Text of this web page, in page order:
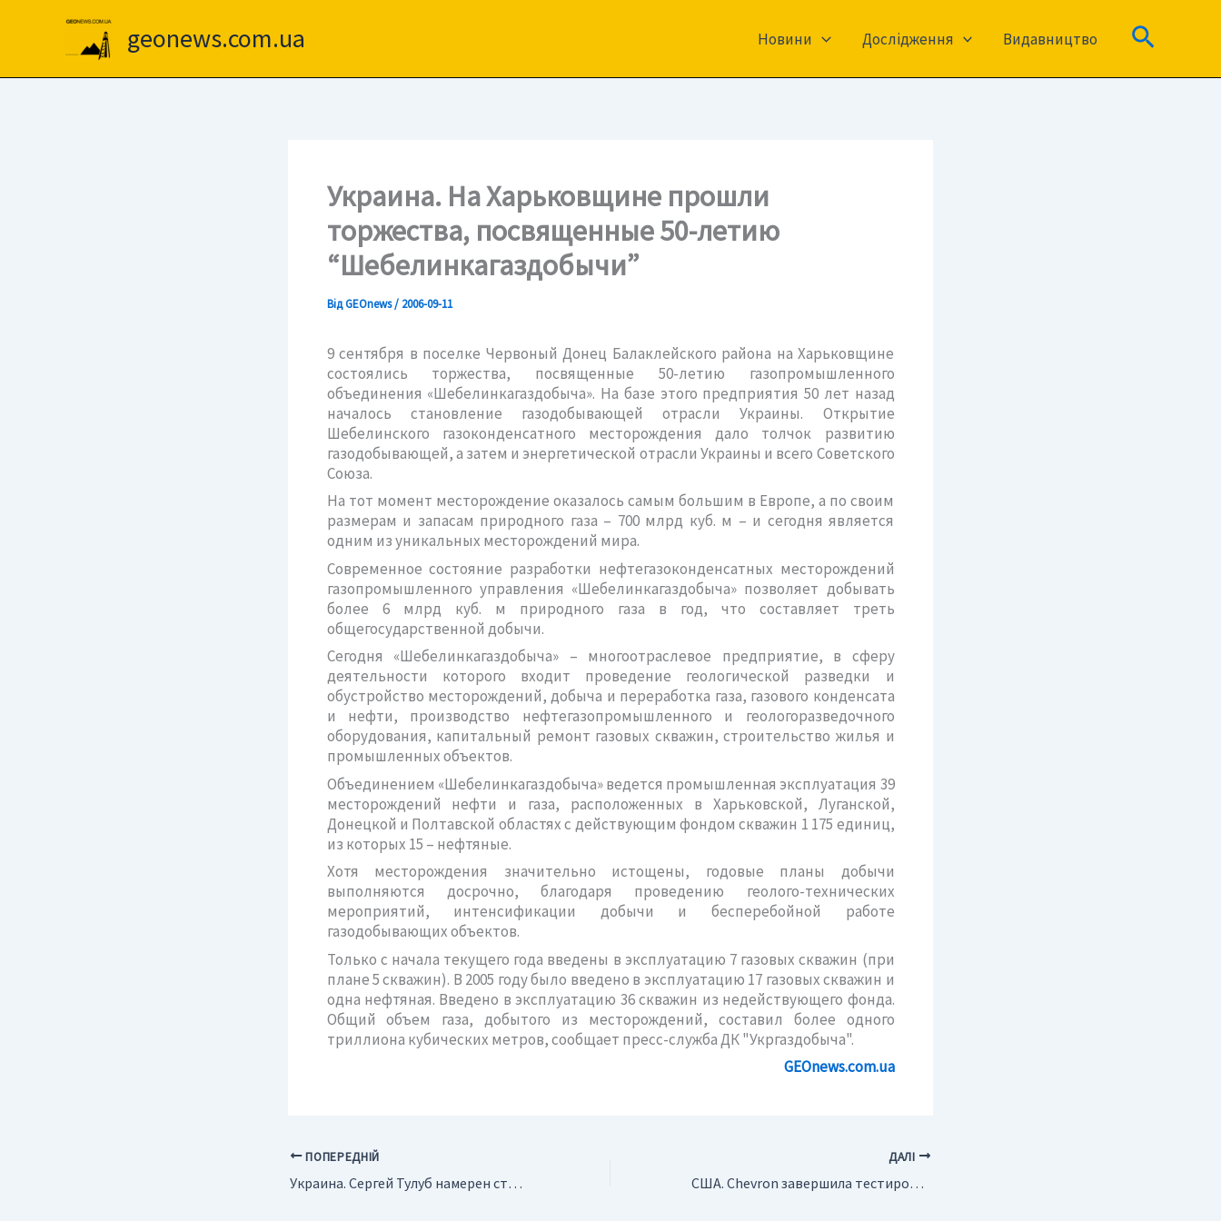
geonews.com.ua Новини Дослідження Видавництво Пошук
Украина. На Харьковщине прошли
торжества, посвященные 50-летию
“Шебелинкагаздобычи”
ВідGEOnews/ 2006-09-11
9 сентября в поселке Червоный Донец Балаклейского района на Харьковщине
состоялись торжества, посвященные 50-летию газопромышленного
объединения «Шебелинкагаздобыча». На базе этого предприятия 50 лет назад
началось становление газодобывающей отрасли Украины. Открытие
Шебелинского газоконденсатного месторождения дало толчок развитию
газодобывающей, а затем и энергетической отрасли Украины и всего Советского
Союза.
На тот момент месторождение оказалось самым большим в Европе, а по своим
размерам и запасам природного газа – 700 млрд куб. м – и сегодня является
одним из уникальных месторождений мира.
Современное состояние разработки нефтегазоконденсатных месторождений
газопромышленного управления «Шебелинкагаздобыча» позволяет добывать
более 6 млрд куб. м природного газа в год, что составляет треть
общегосударственной добычи.
Сегодня «Шебелинкагаздобыча» – многоотраслевое предприятие, в сферу
деятельности которого входит проведение геологической разведки и
обустройство месторождений, добыча и переработка газа, газового конденсата
и нефти, производство нефтегазопромышленного и геологоразведочного
оборудования, капитальный ремонт газовых скважин, строительство жилья и
промышленных объектов.
Объединением «Шебелинкагаздобыча» ведется промышленная эксплуатация 39
месторождений нефти и газа, расположенных в Харьковской, Луганской,
Донецкой и Полтавской областях с действующим фондом скважин 1 175 единиц,
из которых 15 – нефтяные.
Хотя месторождения значительно истощены, годовые планы добычи
выполняются досрочно, благодаря проведению геолого-технических
мероприятий, интенсификации добычи и бесперебойной работе
газодобывающих объектов.
Только с начала текущего года введены в эксплуатацию 7 газовых скважин (при
плане 5 скважин). В 2005 году было введено в эксплуатацию 17 газовых скважин и
одна нефтяная. Введено в эксплуатацию 36 скважин из недействующего фонда.
Общий объем газа, добытого из месторождений, составил более одного
триллиона кубических метров, сообщает пресс-служба ДК "Укргаздобыча".
GEOnews.com.ua
ПОПЕРЕДНІЙ
Украина. Сергей Тулуб намерен строить новые шахты
ДАЛІ
США. Chevron завершила тестирование самой глубокой скважины в Мексиканском заливе